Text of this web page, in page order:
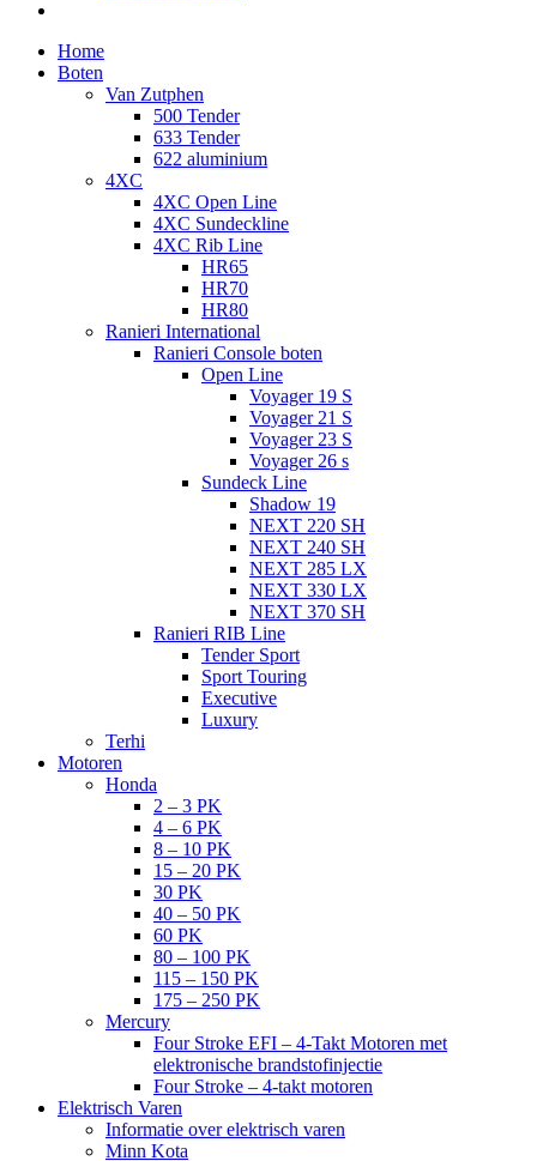
Home
Boten
Van Zutphen
500 Tender
633 Tender
622 aluminium
4XC
4XC Open Line
4XC Sundeckline
4XC Rib Line
HR65
HR70
HR80
Ranieri International
Ranieri Console boten
Open Line
Voyager 19 S
Voyager 21 S
Voyager 23 S
Voyager 26 s
Sundeck Line
Shadow 19
NEXT 220 SH
NEXT 240 SH
NEXT 285 LX
NEXT 330 LX
NEXT 370 SH
Ranieri RIB Line
Tender Sport
Sport Touring
Executive
Luxury
Terhi
Motoren
Honda
2 – 3 PK
4 – 6 PK
8 – 10 PK
15 – 20 PK
30 PK
40 – 50 PK
60 PK
80 – 100 PK
115 – 150 PK
175 – 250 PK
Mercury
Four Stroke EFI – 4-Takt Motoren met
elektronische brandstofinjectie
Four Stroke – 4-takt motoren
Elektrisch Varen
Informatie over elektrisch varen
Minn Kota